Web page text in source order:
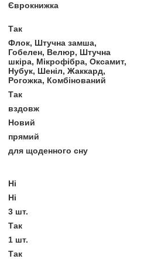
Єврокнижка
Так
Флок, Штучна замша,
Гобелен, Велюр, Штучна
шкіра, Мікрофібра, Оксамит,
Нубук, Шеніл, Жаккард,
Рогожка, Комбінований
Так
вздовж
Новий
прямий
для щоденного сну
Ні
Ні
3 шт.
Так
1 шт.
Так